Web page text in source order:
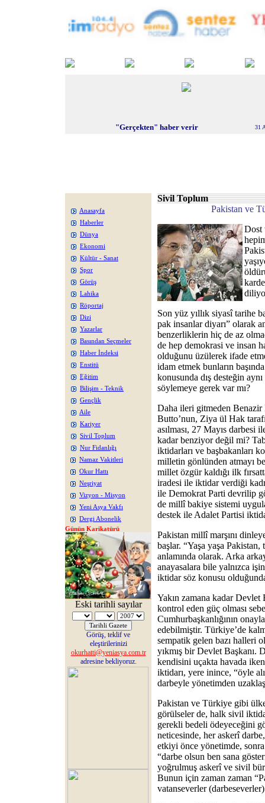
"Gerçekten" haber verir 31
Anasayfa
Haberler
Dünya
Ekonomi
Kültür - Sanat
Spor
Görüş
Lahika
Röportaj
Dizi
Yazarlar
Basından Seçmeler
Haber İndeksi
Enstitü
Eğitim
Bilişim - Teknik
Gençlik
Aile
Kariyer
Sivil Toplum
Nur Fidanlığı
Namaz Vakitleri
Okur Hattı
Neşriyat
Vizyon - Misyon
Yeni Asya Vakfı
Dergi Abonelik
Günün Karikatürü
Eski tarihli sayılar
Görüş, teklif ve
eleştirilerinizi
okurhatti@yeniasya.com.tr
adresine bekliyoruz.
Sivil Toplum
Pakistan ve
Dost
Son yüz yıllık siyasî tarihe
pak insanlar diyarı” olarak
benzerliklerin hiç de az
de hep demokrasi ve insan
olduğunu üzülerek ifade
idam etmek bunların
konusunda dış desteğin
söylemeye gerek var mı?
Daha ileri gitmeden
Butto’nun, Ziya ül Hak
asılması, 27 Mayıs darbesi
kadar benziyor değil mi?
iktidarları ve başbakanları
milletin gönlünden atmayı
millet özgür kaldığı ilk
iradesi ile iktidar verdiği
ile Demokrat Parti devrilip
de millî bakiye sistemi
destek ile Adalet Partisi
Pakistan millî marşını
başlar. “Yaşa yaşa
anlamında olarak. Arka
anayasalara bile yalnızca
iktidar söz konusu
Yakın zamana kadar Devlet
kontrol eden güç olması
Cumhurbaşkanlığının
edebilmiştir. Türkiye’de
sempatik gelen bazı halleri
yıkmış bir Devlet Başkanı.
kendisini uçakta havada
iktidarı, yere inince, “öyle
darbeyle yönetimden
Pakistan ve Türkiye gibi
görülseler de, halk sivil
gerekli bedeli ödeyeceğini
neticesinde, her askerî
etkiyi önce yönetimde,
“darbe olsun ben sana
yoğrulmuş askerî ve sivil
Bunun için zaman zaman
vatanseverler